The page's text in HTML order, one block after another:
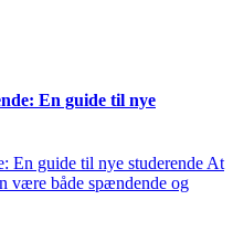
En guide til nye
En guide til nye studerende At
være både spændende og